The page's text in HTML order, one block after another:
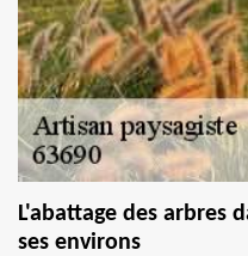
L'abattage des arbres
ses environs